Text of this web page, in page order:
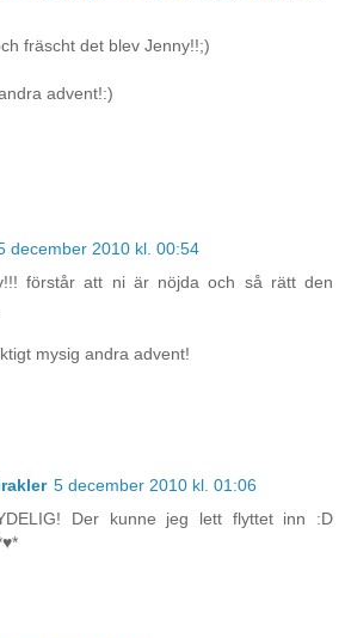
fräscht det blev Jenny!!;)
advent!:)
december 2010 kl. 00:54
förstår att ni är nöjda och så rätt den
mysig andra advent!
5 december 2010 kl. 01:06
Der kunne jeg lett flyttet inn :D